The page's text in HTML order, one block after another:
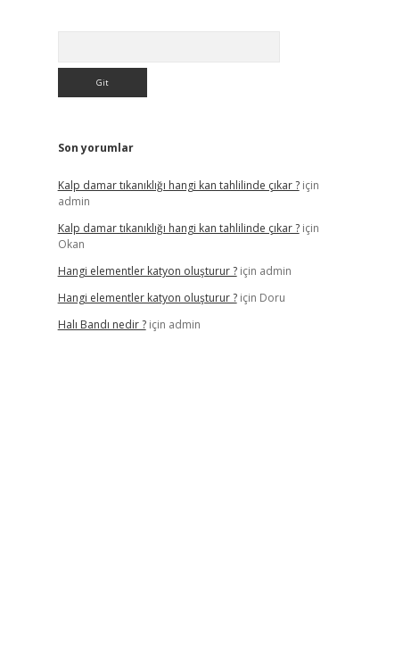
Son yorumlar
Kalp damar tıkanıklığı hangi kan tahlilinde çıkar ?için
admin
Kalp damar tıkanıklığı hangi kan tahlilinde çıkar ?için
Okan
Hangi elementler katyon oluşturur ?için admin
Hangi elementler katyon oluşturur ?için Doru
Halı Bandı nedir ?için admin